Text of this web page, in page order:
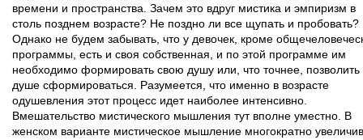
времени и пространства. Зачем это вдруг мистика и эмпиризм в
столь позднем возрасте? Не поздно ли все щупать и пробовать?
Однако не будем забывать, что у девочек, кроме
программы, есть и своя собственная, и по этой программе им
необходимо формировать свою душу или, что точнее, позволить
душе сформироваться. Разумеется, что именно в возрасте
одушевления этот процесс идет наиболее интенсивно.
Вмешательство мистического мышления тут вполне уместно. В
женском варианте мистическое мышление многократно